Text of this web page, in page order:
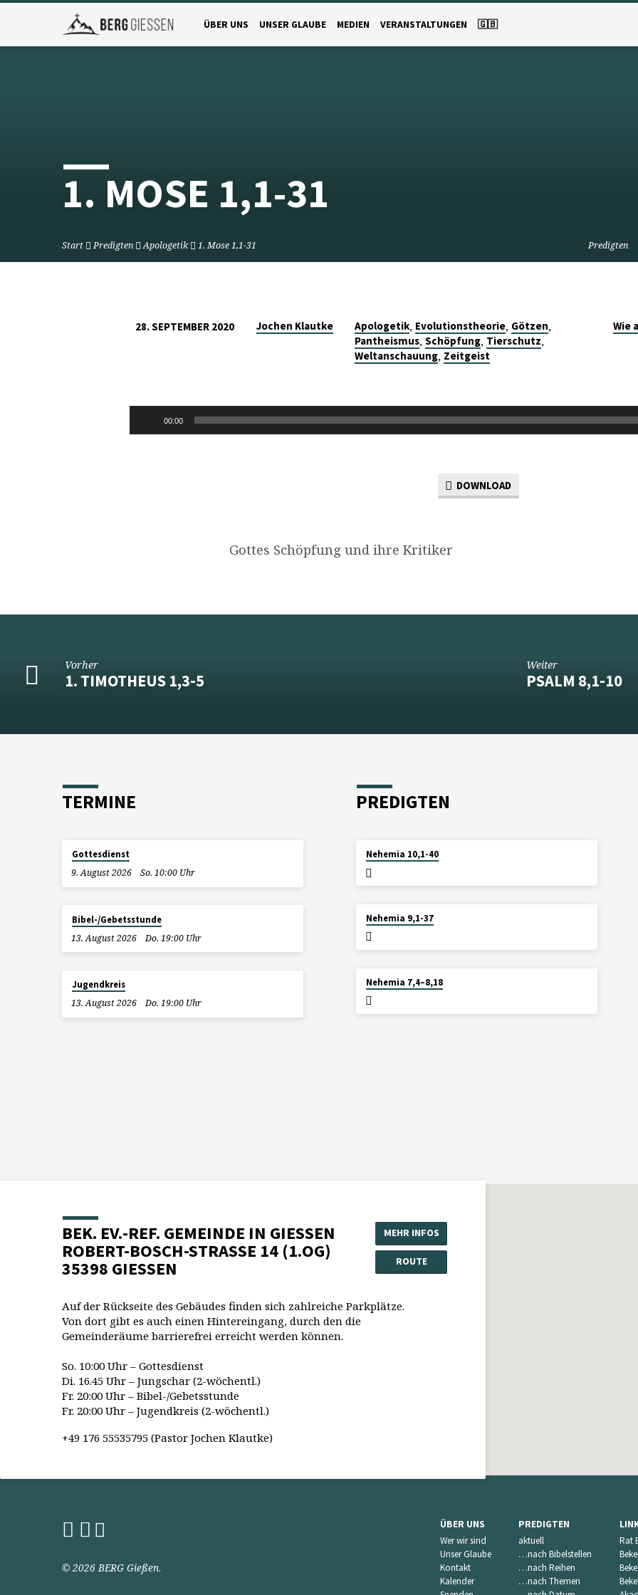
ÜBER UNS UNSER GLAUBE MEDIEN VERANSTALTUNGEN 🇬🇧
1. MOSE 1,1-31
Start Predigten Apologetik 1. Mose 1,1-31 Predigten
28. SEPTEMBER 2020 Jochen Klautke Apologetik, Evolutionstheorie, Götzen,
Pantheismus,Schöpfung, Tierschutz,
Weltanschauung, Zeitgeist
Wie
Player
00:00
DOWNLOAD
Gottes Schöpfung und ihre Kritiker
Vorher
1. TIMOTHEUS 1,3-5
Weiter
PSALM 8,1-10
TERMINE
Gottesdienst
9. August 2026
So. 10:00 Uhr
Bibel-/Gebetsstunde
13. August 2026
Do. 19:00 Uhr
Jugendkreis
13. August 2026
Do. 19:00 Uhr
PREDIGTEN
Nehemia 10,1-40
Nehemia 9,1-37
Nehemia 7,4–8,18
BEK. EV.-REF. GEMEINDE IN GIESSEN
ROBERT-BOSCH-STRASSE 14 (1.OG)
35398 GIESSEN
MEHR INFOS
ROUTE
Auf der Rückseite des Gebäudes finden sich zahlreiche Parkplätze.
Von dort gibt es auch einen Hintereingang, durch den die
Gemeinderäume barrierefrei erreicht werden können.
So. 10:00 Uhr – Gottesdienst
Di. 16.45 Uhr – Jungschar (2-wöchentl.)
Fr. 20:00 Uhr – Bibel-/Gebetsstunde
Fr. 20:00 Uhr – Jugendkreis (2-wöchentl.)
+49 176 55535795 (Pastor Jochen Klautke)
© 2026 BERG Gießen.
ÜBER UNS
Wer wir sind
Unser Glaube
Kontakt
Kalender
PREDIGTEN
aktuell
…nach Bibelstellen
…nach Reihen
…nach Themen
Rat